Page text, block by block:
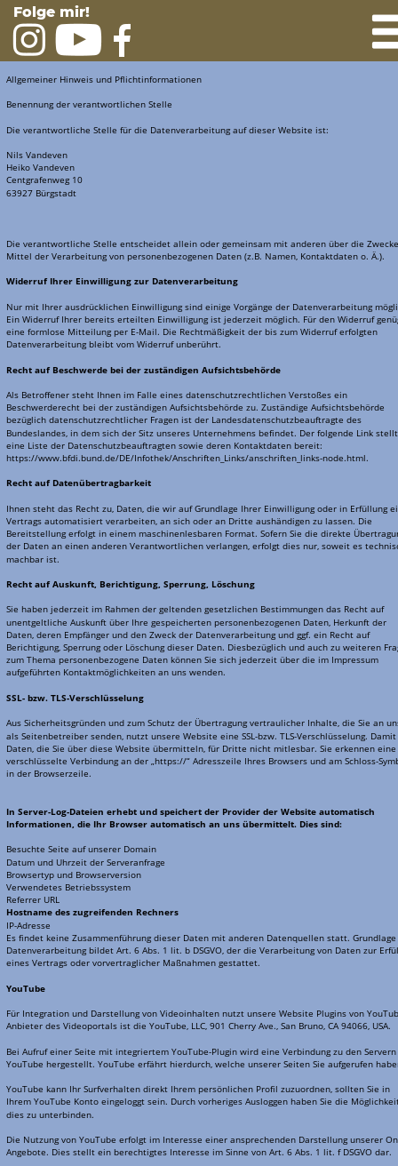
Datenschutzerklärung
Datenschutzerklärung
Allgemeiner Hinweis und Pflichtinformationen
Benennung der verantwortlichen Stelle
Die verantwortliche Stelle für die Datenverarbeitung auf dieser Website ist:
Nils Vandeven
Heiko Vandeven
Centgrafenweg 10
63927 Bürgstadt
Die verantwortliche Stelle entscheidet allein oder gemeinsam mit anderen über die
Mittel der Verarbeitung von personenbezogenen Daten (z.B. Namen, Kontaktdaten o. Ä.).
Widerruf Ihrer Einwilligung zur Datenverarbeitung
Nur mit Ihrer ausdrücklichen Einwilligung sind einige Vorgänge der Datenverarbeitung
Ein Widerruf Ihrer bereits erteilten Einwilligung ist jederzeit möglich. Für den Widerruf
eine formlose Mitteilung per E-Mail. Die Rechtmäßigkeit der bis zum Widerruf erfolgten
Datenverarbeitung bleibt vom Widerruf unberührt.
Recht auf Beschwerde bei der zuständigen Aufsichtsbehörde
Als Betroffener steht Ihnen im Falle eines datenschutzrechtlichen Verstoßes ein
Beschwerderecht bei der zuständigen Aufsichtsbehörde zu. Zuständige Aufsichtsbehörde
bezüglich datenschutzrechtlicher Fragen ist der Landesdatenschutzbeauftragte des
Bundeslandes, in dem sich der Sitz unseres Unternehmens befindet. Der folgende Link
eine Liste der Datenschutzbeauftragten sowie deren Kontaktdaten bereit:
https://www.bfdi.bund.de/DE/Infothek/Anschriften_Links/anschriften_links-node.html.
Recht auf Datenübertragbarkeit
Ihnen steht das Recht zu, Daten, die wir auf Grundlage Ihrer Einwilligung oder in Erfüllung
Vertrags automatisiert verarbeiten, an sich oder an Dritte aushändigen zu lassen. Die
Bereitstellung erfolgt in einem maschinenlesbaren Format. Sofern Sie die direkte
der Daten an einen anderen Verantwortlichen verlangen, erfolgt dies nur, soweit es
machbar ist.
Recht auf Auskunft, Berichtigung, Sperrung, Löschung
Sie haben jederzeit im Rahmen der geltenden gesetzlichen Bestimmungen das Recht auf
unentgeltliche Auskunft über Ihre gespeicherten personenbezogenen Daten, Herkunft der
Daten, deren Empfänger und den Zweck der Datenverarbeitung und ggf. ein Recht auf
Berichtigung, Sperrung oder Löschung dieser Daten. Diesbezüglich und auch zu weiteren
zum Thema personenbezogene Daten können Sie sich jederzeit über die im Impressum
aufgeführten Kontaktmöglichkeiten an uns wenden.
SSL- bzw. TLS-Verschlüsselung
Aus Sicherheitsgründen und zum Schutz der Übertragung vertraulicher Inhalte, die Sie an
als Seitenbetreiber senden, nutzt unsere Website eine SSL-bzw. TLS-Verschlüsselung.
Daten, die Sie über diese Website übermitteln, für Dritte nicht mitlesbar. Sie erkennen eine
verschlüsselte Verbindung an der „https://“ Adresszeile Ihres Browsers und am Schloss-
in der Browserzeile.
In Server-Log-Dateien erhebt und speichert der Provider der Website automatisch
Informationen, die Ihr Browser automatisch an uns übermittelt. Dies sind:
Besuchte Seite auf unserer Domain
Datum und Uhrzeit der Serveranfrage
Browsertyp und Browserversion
Verwendetes Betriebssystem
Referrer URL
Hostname des zugreifenden Rechners
IP-Adresse
Es findet keine Zusammenführung dieser Daten mit anderen Datenquellen statt.
Datenverarbeitung bildet Art. 6 Abs. 1 lit. b DSGVO, der die Verarbeitung von Daten zur
eines Vertrags oder vorvertraglicher Maßnahmen gestattet.
YouTube
Für Integration und Darstellung von Videoinhalten nutzt unsere Website Plugins von
Anbieter des Videoportals ist die YouTube, LLC, 901 Cherry Ave., San Bruno, CA 94066, USA.
Bei Aufruf einer Seite mit integriertem YouTube-Plugin wird eine Verbindung zu den
YouTube hergestellt. YouTube erfährt hierdurch, welche unserer Seiten Sie aufgerufen
YouTube kann Ihr Surfverhalten direkt Ihrem persönlichen Profil zuzuordnen, sollten Sie in
Ihrem YouTube Konto eingeloggt sein. Durch vorheriges Ausloggen haben Sie die
dies zu unterbinden.
Die Nutzung von YouTube erfolgt im Interesse einer ansprechenden Darstellung unserer
Angebote. Dies stellt ein berechtigtes Interesse im Sinne von Art. 6 Abs. 1 lit. f DSGVO dar.
Folge mir!